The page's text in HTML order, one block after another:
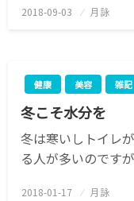
投
2018-09-03 月詠
健康 美容 雑記
冬こそ水分を
冬は寒いしトイレ
る人が多いのです
投
2018-01-17 月詠